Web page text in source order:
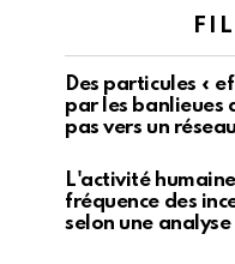
Des particules «
par les banlieues
pas vers un
L'activité
fréquence des
selon une